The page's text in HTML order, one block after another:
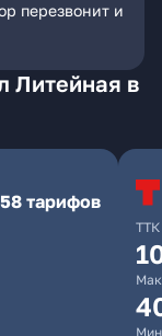
перезвонит и
Литейная в
58 тарифов
ТТК